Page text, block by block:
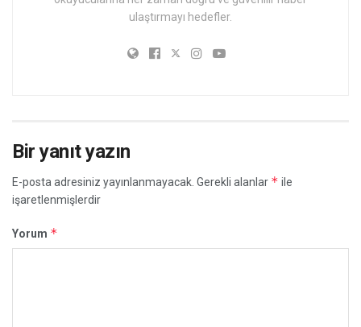
ulaştırmayı hedefler.
Bir yanıt yazın
E-posta adresiniz yayınlanmayacak. Gerekli alanlar * ile
işaretlenmişlerdir
Yorum *